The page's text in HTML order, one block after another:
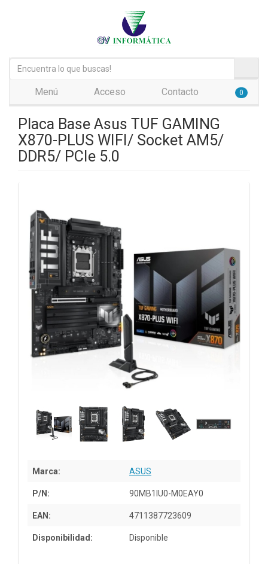
Menú Acceso Contacto 0
Placa Base Asus TUF GAMING
X870-PLUS WIFI/ Socket AM5/
DDR5/ PCIe 5.0
Marca: ASUS
P/N: 90MB1IU0-M0EAY0
EAN: 4711387723609
Disponibilidad: Disponible